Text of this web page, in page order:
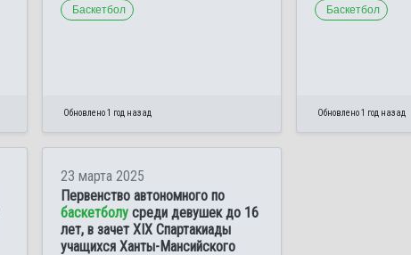
Баскетбол
Обновлено 1 год назад
Баскетбол
Обновлено 1 год назад
23 марта 2025
Первенство автономного по
баскетболу среди девушек до 16
лет, в зачет XIX Спартакиады
учащихся Ханты-Мансийского